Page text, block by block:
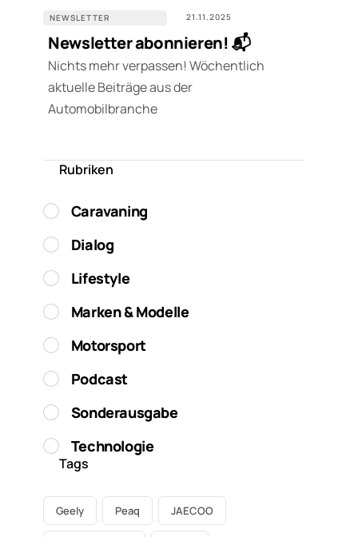
NEWSLETTER 21.11.2025
Newsletter abonnieren! 📬
Nichts mehr verpassen! Wöchentlich
aktuelle Beiträge aus der
Automobilbranche
Rubriken
Caravaning
Dialog
Lifestyle
Marken & Modelle
Motorsport
Podcast
Sonderausgabe
Technologie
Tags
Geely Peaq JAECOO